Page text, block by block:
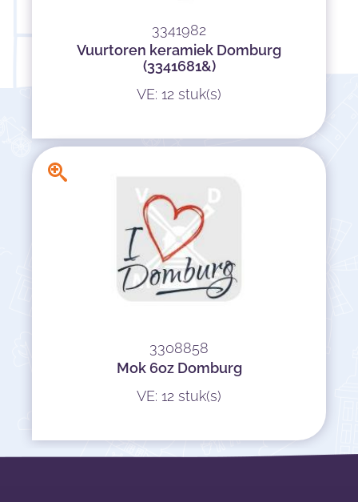
3341982
Vuurtoren keramiek Domburg
(3341681&)
VE: 12 stuk(s)
3308858
Mok 6oz Domburg
VE: 12 stuk(s)